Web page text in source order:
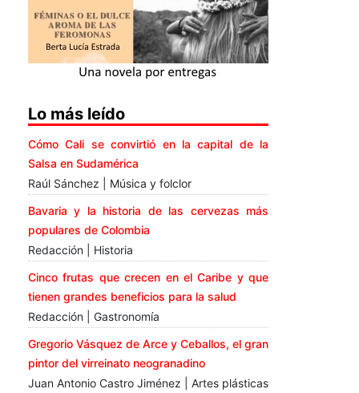
Lo más leído
Cómo Cali se convirtió en la capital de la
Salsa en Sudamérica
Raúl Sánchez | Música y folclor
Bavaria y la historia de las cervezas más
populares de Colombia
Redacción | Historia
Cinco frutas que crecen en el Caribe y que
tienen grandes beneficios para la salud
Redacción | Gastronomía
Gregorio Vásquez de Arce y Ceballos, el gran
pintor del virreinato neogranadino
Juan Antonio Castro Jiménez | Artes plásticas